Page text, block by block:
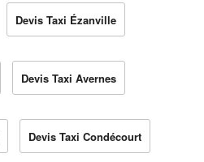
Devis Taxi Ézanville
Devis Taxi Avernes
Devis Taxi Condécourt